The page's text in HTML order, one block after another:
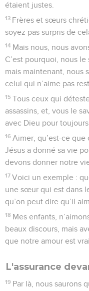
étaient justes.
13 Frères et sœurs
soyez pas surpris de
14 Mais nous, nous
C’est pourquoi, nous
mais maintenant, nous
celui qui n’aime pas
15 Tous ceux qui
assassins, et, vous le
avec Dieu pour toujours.
16 Aimer, qu’est-ce que
Jésus a donné sa vie
devons donner notre
17 Voici un exemple :
une sœur qui est dans
qu’on peut dire qu’il
18 Mes enfants,
beaux discours, mais
que notre amour est vrai.
L'assurance
19 Par là, nous saurons